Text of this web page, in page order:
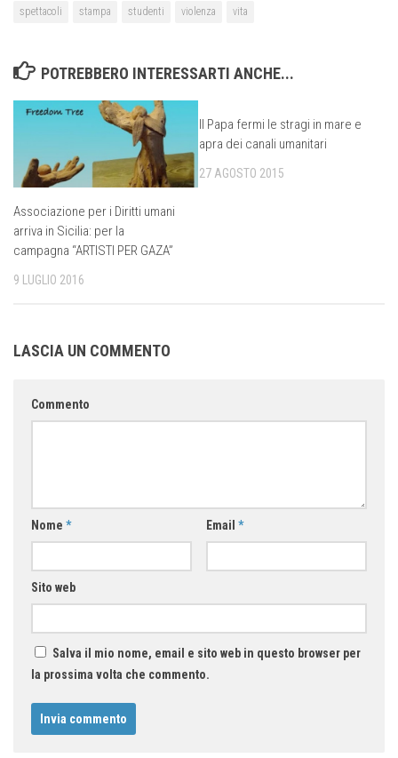
spettacoli
stampa studenti violenza vita
POTREBBERO INTERESSARTI ANCHE...
Associazione per i Diritti umani
arriva in Sicilia: per la
campagna “ARTISTI PER GAZA”
9 LUGLIO 2016
Il Papa fermi le stragi in mare e
apra dei canali umanitari
27 AGOSTO 2015
LASCIA UN COMMENTO
Commento
Nome * Email *
Sito web
Salva il mio nome, email e sito web in questo browser per
la prossima volta che commento.